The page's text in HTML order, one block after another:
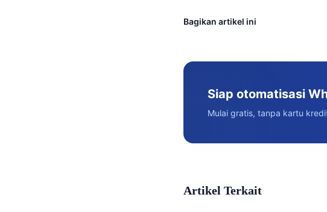
Bagikan artikel ini
Siap otomatisasi
Mulai gratis, tanpa kartu
Artikel Terkait